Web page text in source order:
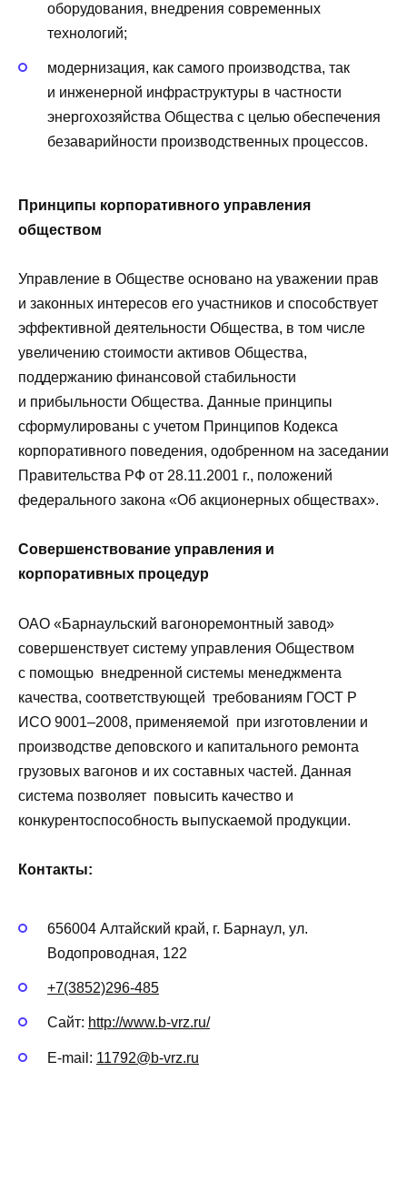
оборудования, внедрения современных
технологий;
модернизация, как самого производства, так
и инженерной инфраструктуры в частности
энергохозяйства Общества с целью обеспечения
безаварийности производственных процессов.
Принципы корпоративного управления
обществом
Управление в Обществе основано на уважении прав
и законных интересов его участников и способствует
эффективной деятельности Общества, в том числе
увеличению стоимости активов Общества,
поддержанию финансовой стабильности
и прибыльности Общества. Данные принципы
сформулированы с учетом Принципов Кодекса
корпоративного поведения, одобренном на заседании
Правительства РФ от 28.11.2001 г., положений
федерального закона «Об акционерных обществах».
Совершенствование управления и
корпоративных процедур
ОАО «Барнаульский вагоноремонтный завод»
совершенствует систему управления Обществом
с помощью внедренной системы менеджмента
качества, соответствующей требованиям ГОСТ Р
ИСО 9001–2008, применяемой при изготовлении и
производстве деповского и капитального ремонта
грузовых вагонов и их составных частей. Данная
система позволяет повысить качество и
конкурентоспособность выпускаемой продукции.
Контакты:
656004 Алтайский край, г. Барнаул, ул.
Водопроводная, 122
+7(3852)296-485
Сайт: http://www.b-vrz.ru/
E-mail: 11792@b-vrz.ru